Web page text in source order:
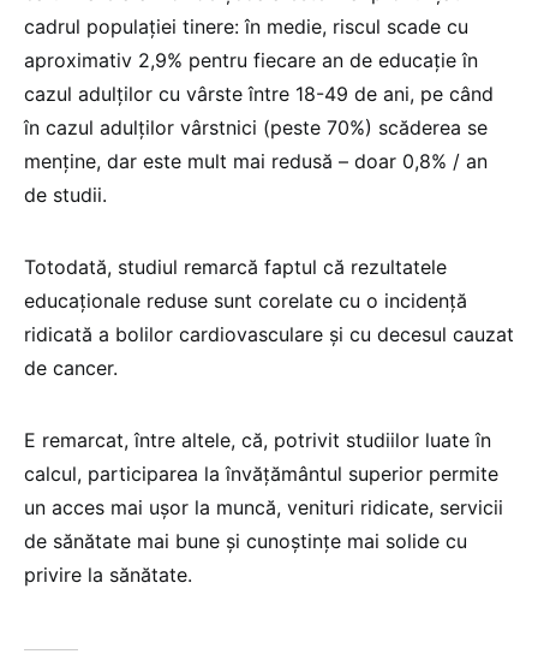
cadrul populației tinere: în medie, riscul scade cu
aproximativ 2,9% pentru fiecare an de educație în
cazul adulților cu vârste între 18-49 de ani, pe când
în cazul adulților vârstnici (peste 70%) scăderea se
menține, dar este mult mai redusă – doar 0,8% / an
de studii.
Totodată, studiul remarcă faptul că rezultatele
educaționale reduse sunt corelate cu o incidență
ridicată a bolilor cardiovasculare și cu decesul cauzat
de cancer.
E remarcat, între altele, că, potrivit studiilor luate în
calcul, participarea la învățământul superior permite
un acces mai ușor la muncă, venituri ridicate, servicii
de sănătate mai bune și cunoștințe mai solide cu
privire la sănătate.